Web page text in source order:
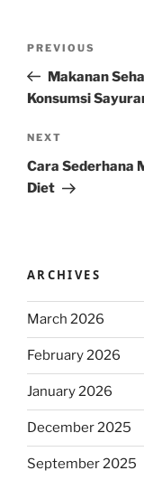
Previous
Post
PREVIOUS
Makanan
Konsumsi
Next
Post
NEXT
Cara Sederhana
Diet
ARCHIVES
March 2026
February 2026
January 2026
December 2025
September 2025